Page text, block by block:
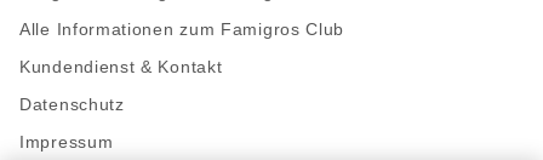
Alle Informationen zum Famigros Club
Kundendienst & Kontakt
Datenschutz
Impressum